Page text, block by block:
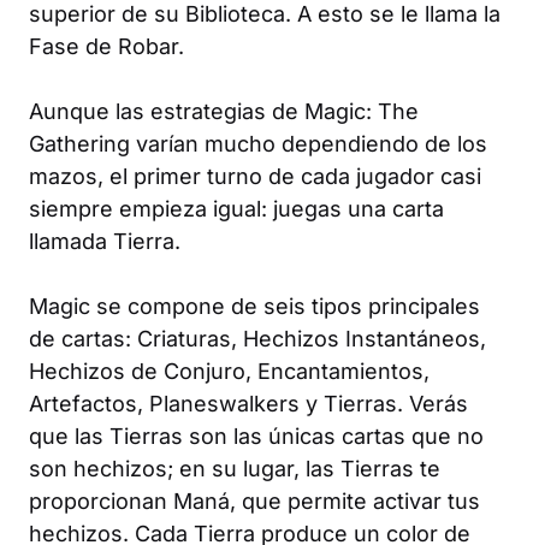
superior de su Biblioteca. A esto se le llama la
Fase de Robar.
Aunque las estrategias de Magic: The
Gathering varían mucho dependiendo de los
mazos, el primer turno de cada jugador casi
siempre empieza igual: juegas una carta
llamada Tierra.
Magic se compone de seis tipos principales
de cartas: Criaturas, Hechizos Instantáneos,
Hechizos de Conjuro, Encantamientos,
Artefactos, Planeswalkers y Tierras. Verás
que las Tierras son las únicas cartas que no
son hechizos; en su lugar, las Tierras te
proporcionan Maná, que permite activar tus
hechizos. Cada Tierra produce un color de